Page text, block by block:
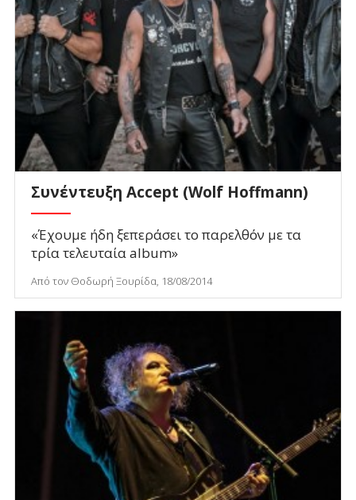
Συνέντευξη Accept (Wolf Hoffmann)
«Έχουμε ήδη ξεπεράσει το παρελθόν με τα
τρία τελευταία album»
Από τον Θοδωρή Ξουρίδα, 18/08/2014